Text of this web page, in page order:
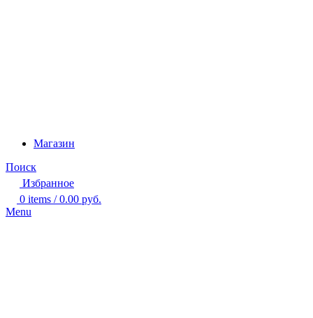
Магазин
Поиск
Избранное
0 items / 0.00 руб.
Menu